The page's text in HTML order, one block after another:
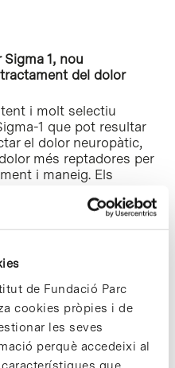
de Fundació Parc
cookies pròpies i de
les seves
perquè accedeixi al
que
1, nou
del dolor
i molt selectiu
1 que pot resultar
el dolor neuropàtic,
més reptadores per
i maneig. Els
E-52862
amb altres
ofereix un gran
les opcions
en l’actualitat molts
vinculats a
eficàcia limitada,
i/o ajustaments de